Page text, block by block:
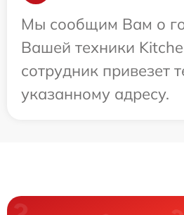
Мы сообщим Вам о
Вашей техники
сотрудник привезет
указанному адресу.